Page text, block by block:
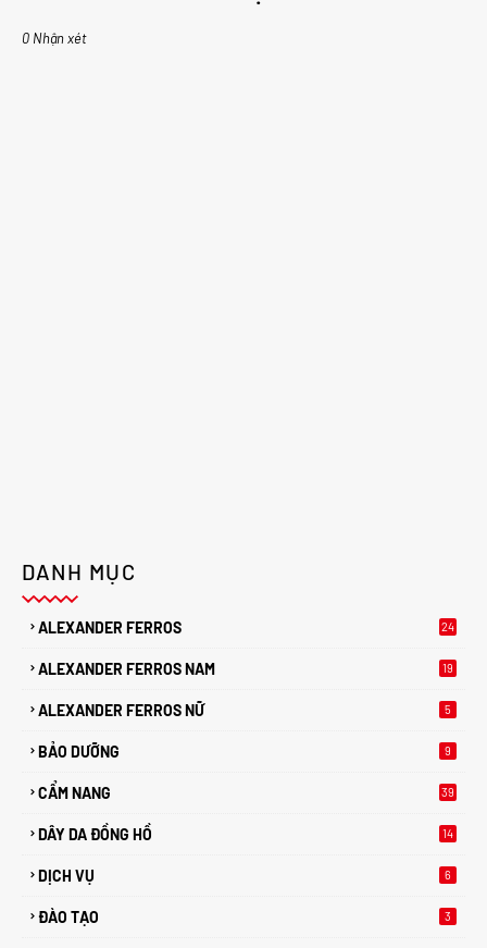
0 Nhận xét
DANH MỤC
ALEXANDER FERROS 24
ALEXANDER FERROS NAM 19
ALEXANDER FERROS NỮ 5
BẢO DƯỠNG 9
CẨM NANG 39
DÂY DA ĐỒNG HỒ 14
DỊCH VỤ 6
ĐÀO TẠO 3